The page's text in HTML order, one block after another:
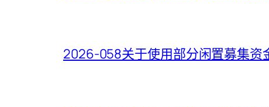
2026-058关于使用部分闲置募集资